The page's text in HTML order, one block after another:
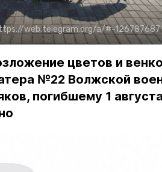
web.telegram.org/a/#-
цветов и
№22 Волжской
погибшему 1